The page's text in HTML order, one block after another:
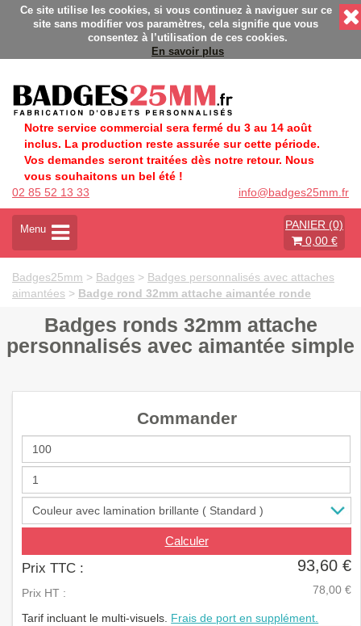
Française éco-responsable - Délais rapides - Sans
Ce site utilise les cookies, si vous continuez à naviguer sur ce
site sans modifier vos paramètres, cela signifie que vous
consentez à l’utilisation de ces cookies.
En savoir plus
Notre service commercial sera fermé du 3 au 14 août
inclus. La production reste assurée sur cette période.
Vos demandes seront traitées dès notre retour. Nous
vous souhaitons un bel été !
02 85 52 13 33
info@badges25mm.fr
A
t
v
e
a
Menu
PANIER (0)
0,00 €
Badges25mm > Badges > Badges personnalisés avec attaches
aimantées > Badge rond 32mm attache aimantée ronde
Badges ronds 32mm attache
personnalisés avec aimantée simple
Commander
Calculer
Prix TTC : 93,60 €
Prix HT : 78,00 €
Tarif incluant le multi-visuels. Frais de port en supplément.